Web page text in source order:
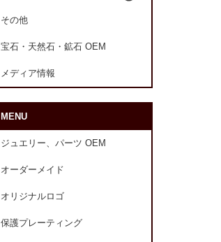
その他
宝石・天然石・鉱石 OEM
メディア情報
MENU
ジュエリー、パーツ OEM
オーダーメイド
オリジナルロゴ
保護プレーティング